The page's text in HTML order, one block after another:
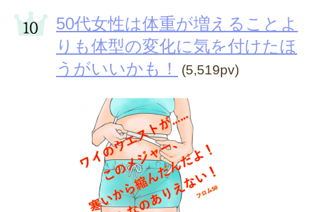
50代女性は体重が増えることよ
りも体型の変化に気を付けたほ
うがいいかも！
(5,519pv)